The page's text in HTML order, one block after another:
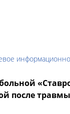
после травмы